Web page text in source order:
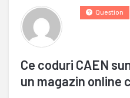
Ce coduri CAEN
un magazin online
Question